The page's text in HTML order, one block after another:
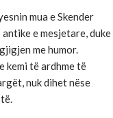
mua e Skender
e mesjetare, duke
me humor.
kemi të ardhme të
nuk dihet nëse